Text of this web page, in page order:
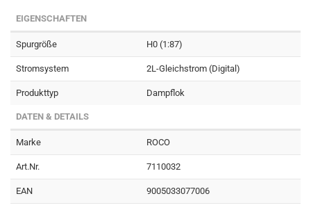
EIGENSCHAFTEN
Spurgröße H0 (1:87)
Stromsystem 2L-Gleichstrom (Digital)
Produkttyp Dampflok
DATEN & DETAILS
Marke ROCO
Art.Nr. 7110032
EAN 9005033077006